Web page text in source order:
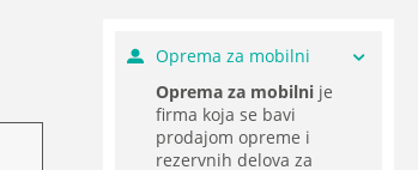
Oprema za mobilni
Oprema za mobilnije
firma koja se bavi
prodajom opreme i
rezervnih delova za